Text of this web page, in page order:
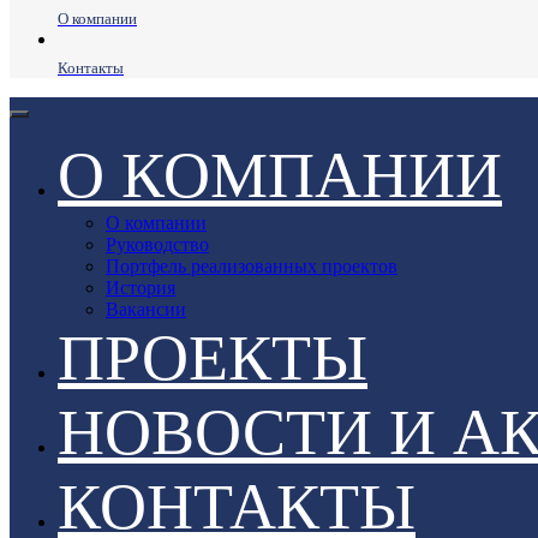
О компании
Контакты
О КОМПАНИИ
О компании
Руководство
Портфель реализованных проектов
История
Вакансии
ПРОЕКТЫ
НОВОСТИ И
КОНТАКТЫ